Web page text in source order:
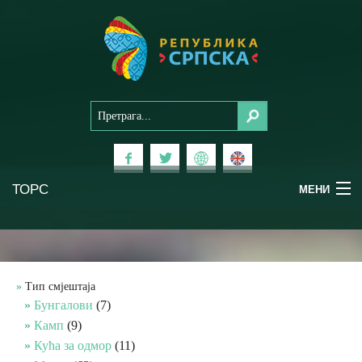
ТОРС МЕНИ
Планински туризам
Бањски туризам
Тип смјештаја
Бунгалови (7)
Камп (9)
Кућа за одмор (11)